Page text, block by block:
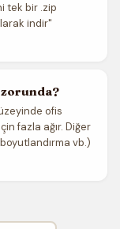
tek bir .zip
indir"
zorunda?
ofis
fazla ağır. Diğer
vb.)